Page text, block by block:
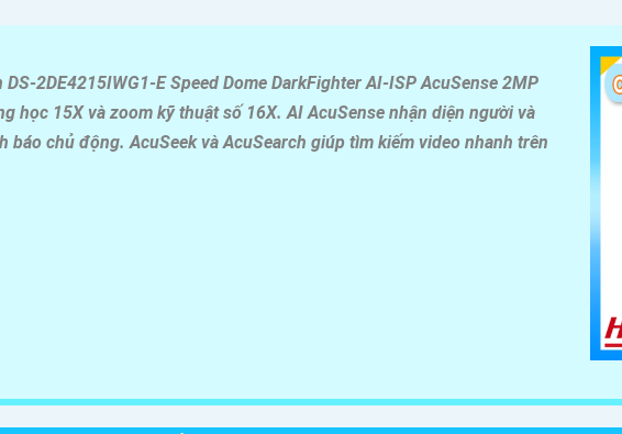
DS-2DE4215IWG1-E Speed Dome DarkFighter AI-ISP AcuSense 2MP
học 15X và zoom kỹ thuật số 16X. AI AcuSense nhận diện người và
báo chủ động. AcuSeek và AcuSearch giúp tìm kiếm video nhanh trên